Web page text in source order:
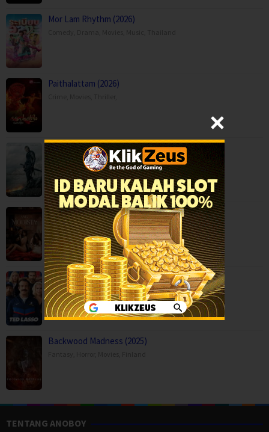
Mor Lam Rhythm (2026)
Paithalattam (2026)
Son of Revenge – The Story of Kalevala (…
Action,Drama,Movies,Finland
Ang Modista (2026)
BOX OFFICE,
Ted Lasso Season 4 (2026)
Comedy,Drama,Serial TV,USA
Backwood Madness (2025)
TENTANG ANOBOY